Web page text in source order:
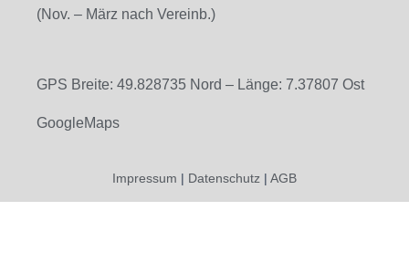
(Nov. – März nach Vereinb.)
GPS Breite: 49.828735 Nord – Länge: 7.37807 Ost
GoogleMaps
Impressum | Datenschutz | AGB